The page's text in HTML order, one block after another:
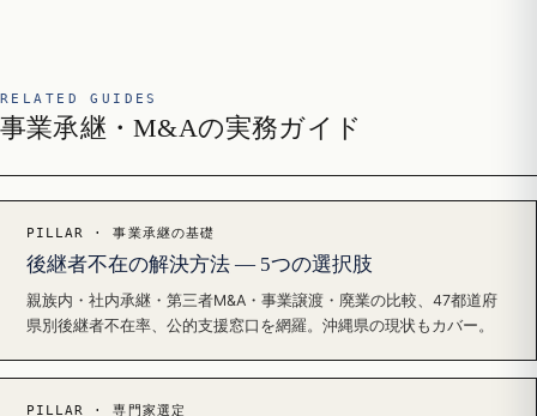
RELATED GUIDES
事業承継・M&Aの実務ガイド
PILLAR · 事業承継の基礎
後継者不在の解決方法 — 5つの選択肢
親族内・社内承継・第三者M&A・事業譲渡・廃業の比較、47都道府
県別後継者不在率、公的支援窓口を網羅。沖縄県の現状もカバー。
PILLAR · 専門家選定